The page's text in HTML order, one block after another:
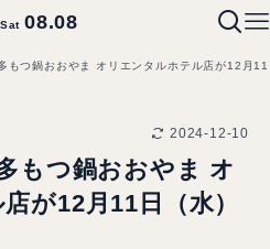
Sat08.08
もつ鍋おおやま オリエンタルホテル店が12月
2024-12-10
もつ鍋おおやま オ
が12月11日（水）